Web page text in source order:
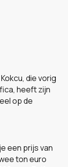
die vorig
heeft zijn
op de
een prijs van
ton euro